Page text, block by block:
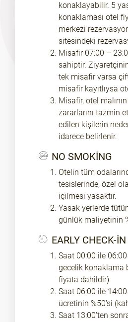
konaklayabilir. 5
konaklaması otel
merkezi
sitesindeki
Misafir 07:00 –
sahiptir.
tek misafir varsa
misafir kayıtlıysa
Misafir, otel
zararlarını tazmin
edilen kişilerin
idarece belirlenir.
NO SMOKING
Otelin tüm
tesislerinde, özel
içilmesi yasaktır.
Yasak yerlerde
günlük maliyetinin
EARLY CHECK-
Saat 00:00 ile
gecelik konaklama
fiyata dahildir).
Saat 06:00 ile
ücretinin %50'si
Saat 13:00'ten